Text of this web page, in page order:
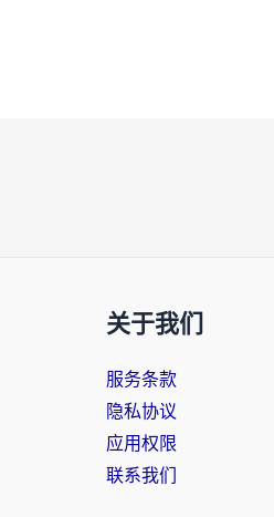
关于我们
服务条款
隐私协议
应用权限
联系我们